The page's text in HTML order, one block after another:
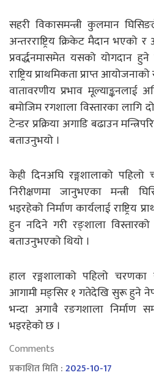
सहरी विकासमन्त्री कुलमान
अन्तरराष्ट्रिय क्रिकेट मैदान भएको र
प्रवर्द्धनमासमेत यसको योगदान
राष्ट्रिय प्राथमिकता प्राप्त
वातावरणीय प्रभाव
बमोजिम रगशाला विस्तारका लागि
टेन्डर प्रक्रिया अगाडि बढाउन
बताउनुभयो ।
केही दिनअघि रङ्गशालाको
निरीक्षणमा जानुभएका मन्त्री
भइरहेको निर्माण कार्यलाई राष्ट्रिय
हुन नदिने गरी रङ्शाला
बताउनुभएको थियो ।
हाल रङ्गशालाको पहिलो चरणका
आगामी मङ्सिर १ गतेदेखि सुरू हुने
भन्दा अगावै रङगशाला निर्माण
भइरहेको छ ।
Comments
प्रकाशित मिति :2025-10-17